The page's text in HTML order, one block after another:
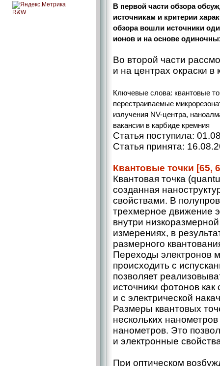
R&W
В первой части обзора
источникам и критерии
обзора вошли источники
ионов и на основе
Во второй части
и на центрах окраски в
Ключевые слова: квантовые
перестраиваемые
излучения NV-центра,
вакансии в карбиде кремния
Статья поступила:
Статья принята:
Квантовые точки [65,
Квантовая точка
созданная
свой­ствами. В
трехмерное движение
внутри
измерениях, в
размерного
Переходы электронов
происходить с
позволяет
источники фотонов как
и с электрической
Размеры квантовых
нескольких
нанометров. Это
и электронные
При оптическом